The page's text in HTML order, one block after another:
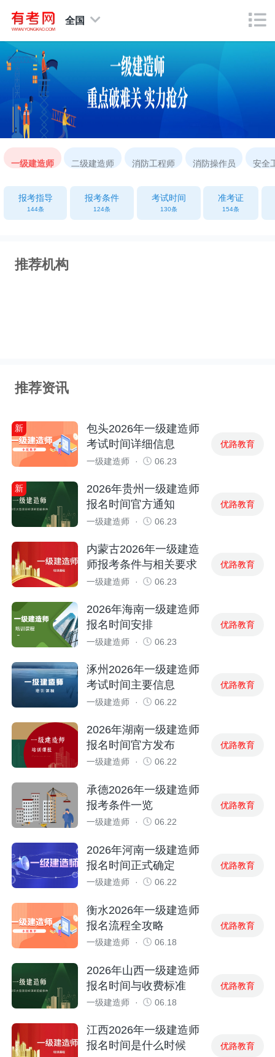
全国
一级建造师 二级建造师 消防工程师 消防操作员 安全
报考指导
144条
报考条件
124条
考试时间
130条
准考证
154条
推荐机构
推荐资讯
新
包头2026年一级建造师
考试时间详细信息
一级建造师 · 06.23
优路教育
新
2026年贵州一级建造师
报名时间官方通知
一级建造师 · 06.23
优路教育
内蒙古2026年一级建造
师报考条件与相关要求
一级建造师 · 06.23
优路教育
2026年海南一级建造师
报名时间安排
一级建造师 · 06.23
优路教育
涿州2026年一级建造师
考试时间主要信息
一级建造师 · 06.22
优路教育
2026年湖南一级建造师
报名时间官方发布
一级建造师 · 06.22
优路教育
承德2026年一级建造师
报考条件一览
一级建造师 · 06.22
优路教育
2026年河南一级建造师
报名时间正式确定
一级建造师 · 06.22
优路教育
衡水2026年一级建造师
报名流程全攻略
一级建造师 · 06.18
优路教育
2026年山西一级建造师
报名时间与收费标准
一级建造师 · 06.18
优路教育
江西2026年一级建造师
报名时间是什么时候
优路教育